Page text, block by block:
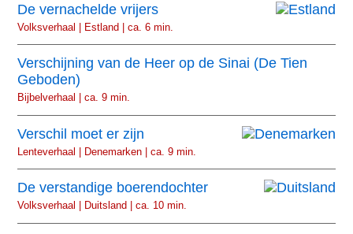
De vernachelde vrijers
Volksverhaal | Estland | ca. 6 min.
Verschijning van de Heer op de Sinai (De Tien
Geboden)
Bijbelverhaal | ca. 9 min.
Verschil moet er zijn
Lenteverhaal | Denemarken | ca. 9 min.
De verstandige boerendochter
Volksverhaal | Duitsland | ca. 10 min.